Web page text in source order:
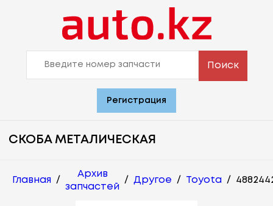
Поиск
Регистрация
СКОБА МЕТАЛИЧЕСКАЯ
Главная /
Архив
запчастей
/ Другое / Toyota /